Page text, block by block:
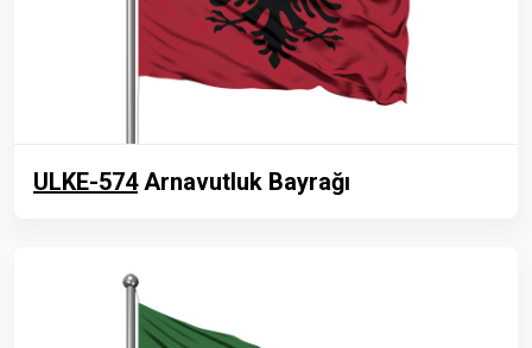
ULKE-574Arnavutluk Bayrağı